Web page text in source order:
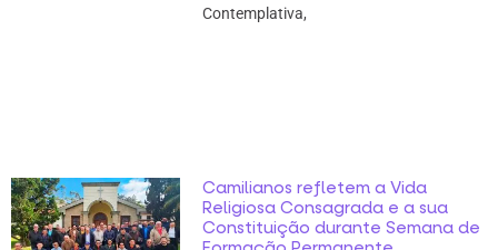
Contemplativa,
Camilianos refletem a Vida
Religiosa Consagrada e a sua
Constituição durante Semana de